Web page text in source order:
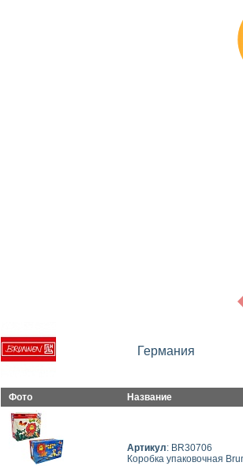
Германия
Фото Название
Артикул: BR30706
Коробка упаковочная